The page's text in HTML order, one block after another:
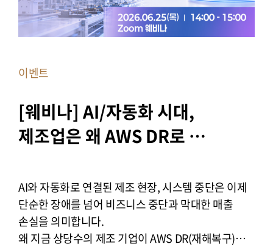
이벤트
[웨비나] AI/자동화 시대,
제조업은 왜 AWS DR로
온라인
AI와 자동화로 연결된 제조 현장, 시스템 중단은 이제
단순한 장애를 넘어 비즈니스 중단과 막대한 매출
손실을 의미합니다.
왜 지금 상당수의 제조 기업이 AWS DR(재해복구)로